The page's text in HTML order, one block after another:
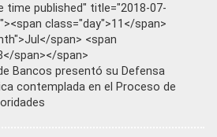
time published" title="2018-07-
class="day">11</span>
span> <span
span></span>
Bancos presentó su Defensa
contemplada en el Proceso de